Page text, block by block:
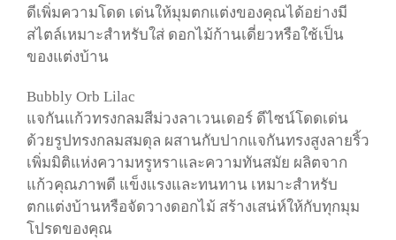
ดีเพิ่มความโดด เด่นให้มุมตกแต่งของคุณได้อย่างมี
สไตล์เหมาะสำหรับใส่ ดอกไม้ก้านเดี่ยวหรือใช้เป็น
ของแต่งบ้าน
Bubbly Orb Lilac
แจกันแก้วทรงกลมสีม่วงลาเวนเดอร์ ดีไซน์โดดเด่น
ด้วยรูปทรงกลมสมดุล ผสานกับปากแจกันทรงสูงลายริ้ว
เพิ่มมิติแห่งความหรูหราและความทันสมัย ผลิตจาก
แก้วคุณภาพดี แข็งแรงและทนทาน เหมาะสำหรับ
ตกแต่งบ้านหรือจัดวางดอกไม้ สร้างเสน่ห์ให้กับทุกมุม
โปรดของคุณ